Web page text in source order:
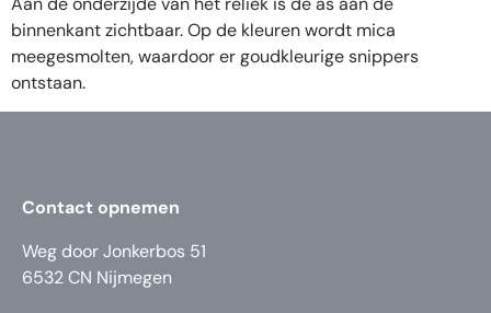
binnenkant zichtbaar. Op de kleuren wordt mica
meegesmolten, waardoor er goudkleurige snippers
ontstaan.
Contact opnemen
Weg door Jonkerbos 51
6532 CN Nijmegen